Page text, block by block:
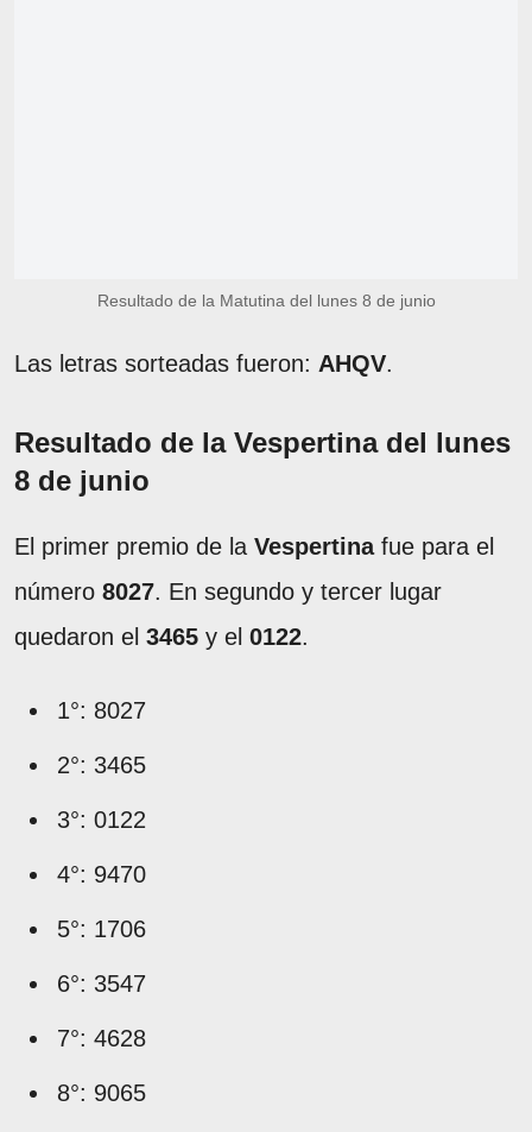
Resultado de la Matutina del lunes 8 de junio
Las letras sorteadas fueron: AHQV.
Resultado de la Vespertina del lunes
8 de junio
El primer premio de la Vespertinafue para el
número 8027. En segundo y tercer lugar
quedaron el 3465 y el 0122.
1°: 8027
2°: 3465
3°: 0122
4°: 9470
5°: 1706
6°: 3547
7°: 4628
8°: 9065